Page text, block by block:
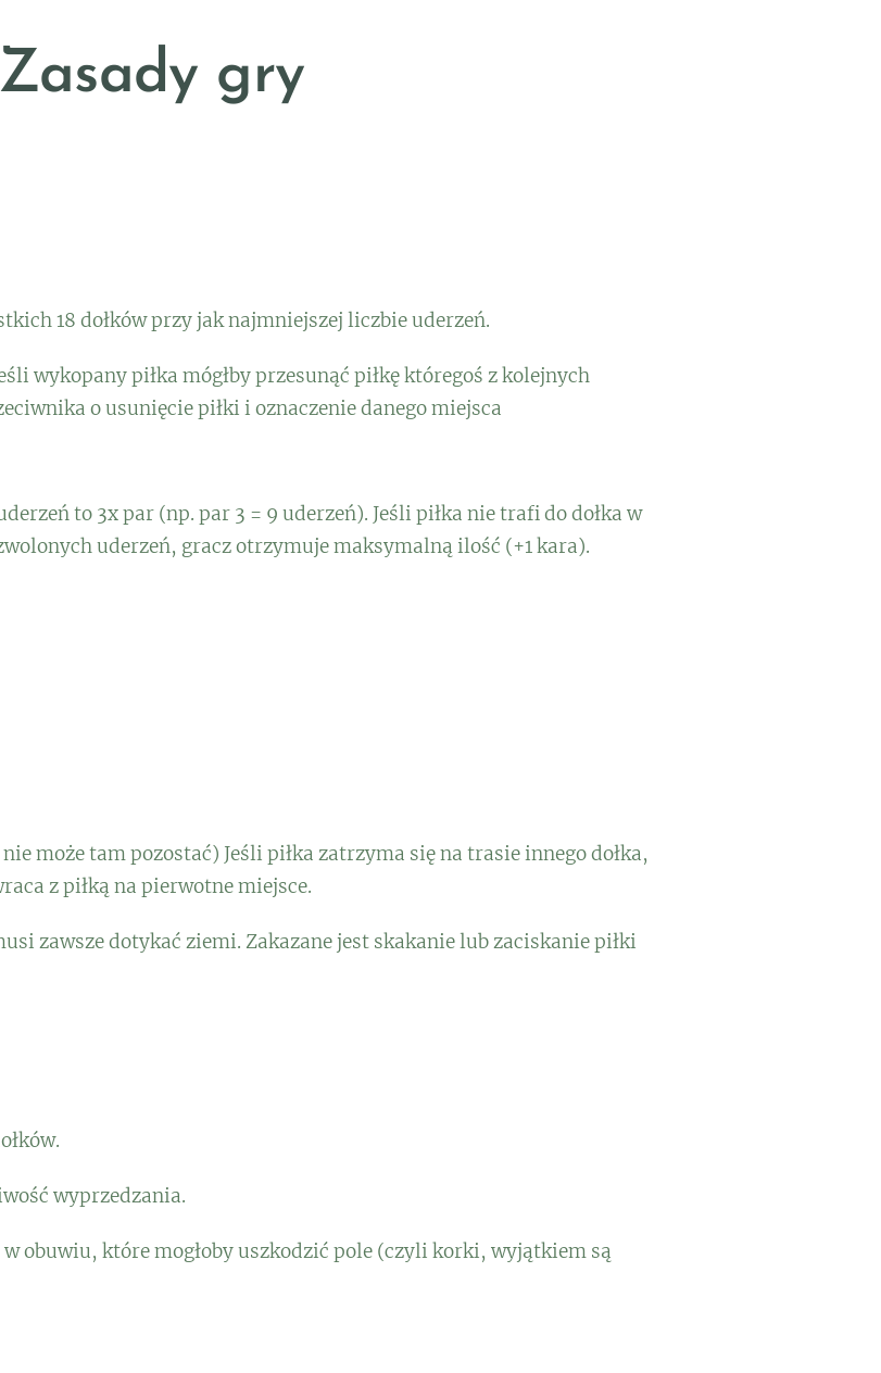
Zasady gry
18 dołków przy jak najmniejszej liczbie uderzeń.
wykopany piłka mógłby przesunąć piłkę któregoś z kolejnych
o usunięcie piłki i oznaczenie danego miejsca
to 3x par (np. par 3 = 9 uderzeń). Jeśli piłka nie trafi do dołka w
uderzeń, gracz otrzymuje maksymalną ilość (+1 kara).
może tam pozostać) Jeśli piłka zatrzyma się na trasie innego dołka,
z piłką na pierwotne miejsce.
zawsze dotykać ziemi. Zakazane jest skakanie lub zaciskanie piłki
wyprzedzania.
obuwiu, które mogłoby uszkodzić pole (czyli korki, wyjątkiem są